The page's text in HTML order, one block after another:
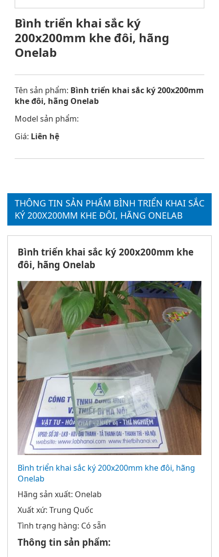
Bình triển khai sắc ký
200x200mm khe đôi, hãng
Onelab
Tên sản phẩm: Bình triển khai sắc ký 200x200mm
khe đôi, hãng Onelab
Model sản phẩm:
Giá: Liên hệ
THÔNG TIN SẢN PHẨM BÌNH TRIỂN KHAI SẮC
KÝ 200X200MM KHE ĐÔI, HÃNG ONELAB
Bình triển khai sắc ký 200x200mm khe
đôi, hãng Onelab
Bình triển khai sắc ký 200x200mm khe đôi, hãng
Onelab
Hãng sản xuất: Onelab
Xuất xứ: Trung Quốc
Tình trạng hàng: Có sẵn
Thông tin sản phẩm: